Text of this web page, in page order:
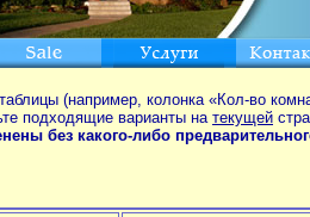
(например, колонка «Кол-во
подходящие варианты на текущей
без какого-либо